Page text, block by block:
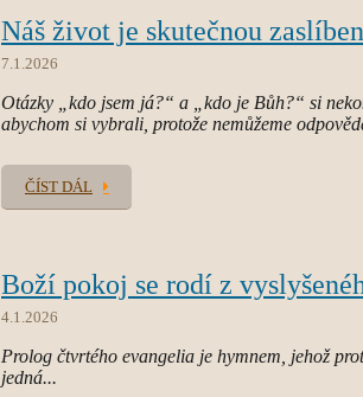
Náš život je skutečnou
7.1.2026
Otázky „kdo jsem já?“ a „kdo je Bůh?“ si
abychom si vybrali, protože nemůžeme
ČÍST DÁL
Boží pokoj se rodí z
4.1.2026
Prolog čtvrtého evangelia je hymnem, jehož
jedná...